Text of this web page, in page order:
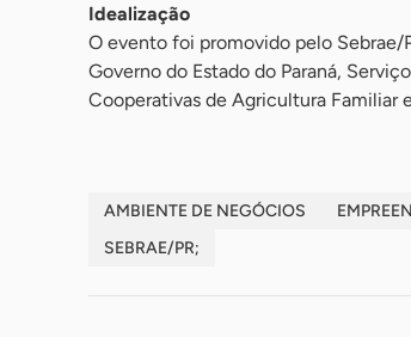
Idealização
O evento foi promovido pelo Sebrae/
Governo do Estado do Paraná,
Cooperativas de Agricultura Familiar
AMBIENTE DE NEGÓCIOS
SEBRAE/PR;